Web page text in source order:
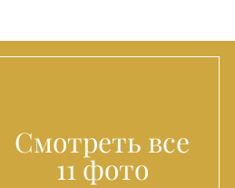
Смотреть все
11 фото